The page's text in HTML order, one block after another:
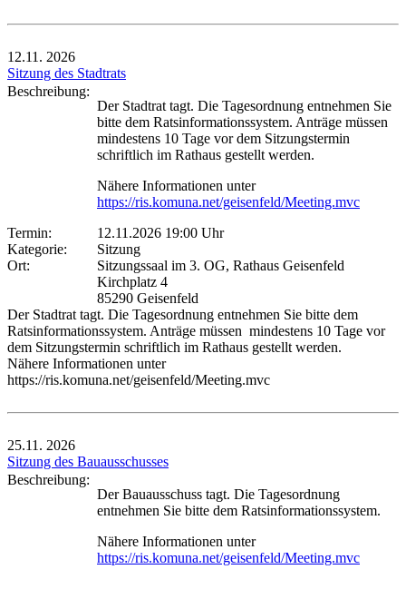
12.11. 2026
Sitzung des Stadtrats
Beschreibung:
Der Stadtrat tagt. Die Tagesordnung entnehmen Sie
bitte dem Ratsinformationssystem. Anträge müssen
mindestens 10 Tage vor dem Sitzungstermin
schriftlich im Rathaus gestellt werden.
Nähere Informationen unter
https://ris.komuna.net/geisenfeld/Meeting.mvc
Termin:
12.11.2026 19:00 Uhr
Kategorie:
Sitzung
Ort:
Sitzungssaal im 3. OG, Rathaus Geisenfeld
Kirchplatz 4
85290 Geisenfeld
Der Stadtrat tagt. Die Tagesordnung entnehmen Sie bitte dem
Ratsinformationssystem. Anträge müssen mindestens 10 Tage vor
dem Sitzungstermin schriftlich im Rathaus gestellt werden.
Nähere Informationen unter
https://ris.komuna.net/geisenfeld/Meeting.mvc
25.11. 2026
Sitzung des Bauausschusses
Beschreibung:
Der Bauausschuss tagt. Die Tagesordnung
entnehmen Sie bitte dem Ratsinformationssystem.
Nähere Informationen unter
https://ris.komuna.net/geisenfeld/Meeting.mvc